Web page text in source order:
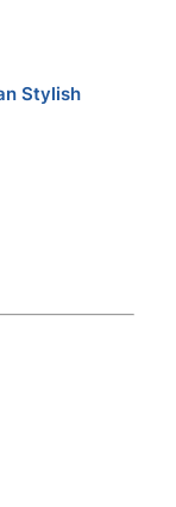
Stylish